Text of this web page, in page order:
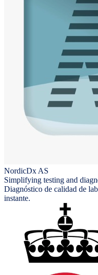
NordicDx AS
Simplifying testing and
Diagnóstico de calidad de
instante.